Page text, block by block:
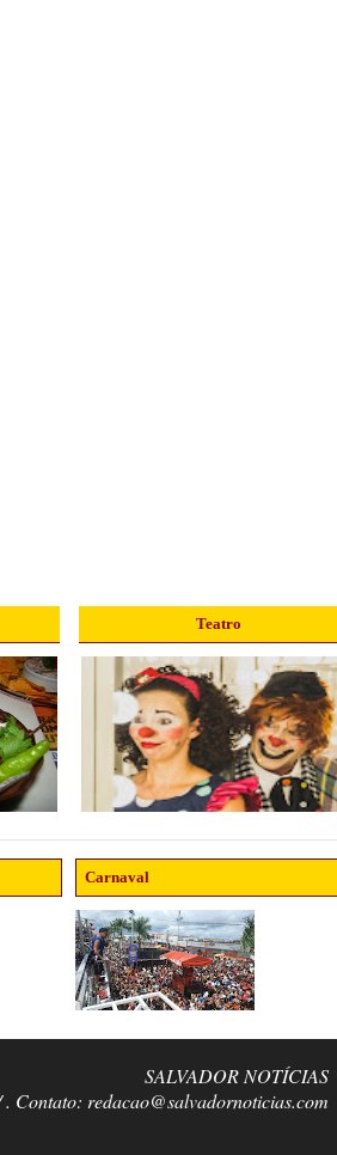
Teatro
Carnaval
SALVADOR NOTÍCIAS
Contato: redacao@salvadornoticias.com